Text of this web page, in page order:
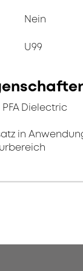
Nein
U99
Dielectric
in